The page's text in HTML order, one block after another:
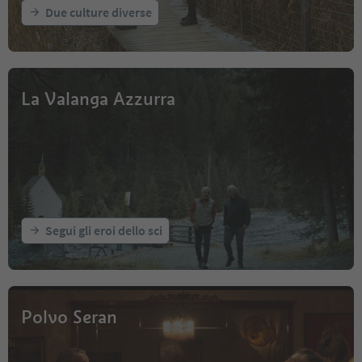
Due culture diverse
La Valanga Azzurra
Segui gli eroi dello sci
Polvo Seran